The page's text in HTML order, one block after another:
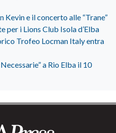
Kevin e il concerto alle “Trane”
per i Lions Club Isola d’Elba
Trofeo Locman Italy entra
a Rio Elba il 10